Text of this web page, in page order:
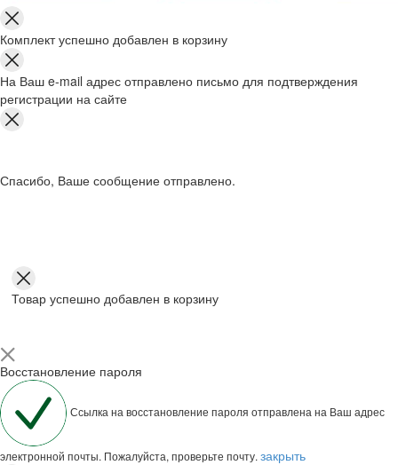
Комплект успешно добавлен в корзину
На Ваш e-mail адрес отправлено письмо для подтверждения
регистрации на сайте
Спасибо, Ваше сообщение отправлено.
Товар успешно добавлен в корзину
Восстановление пароля
Ссылка на восстановление пароля отправлена на Ваш адрес
электронной почты. Пожалуйста, проверьте почту. закрыть